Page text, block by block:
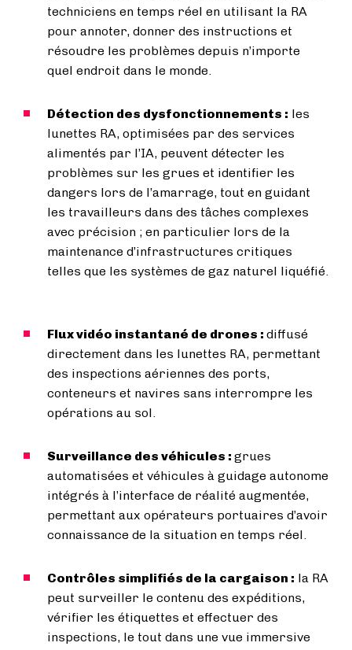
techniciens en temps réel en utilisant la RA
pour annoter, donner des instructions et
résoudre les problèmes depuis n’importe
quel endroit dans le monde.
Détection des dysfonctionnements : les
lunettes RA, optimisées par des services
alimentés par l’IA, peuvent détecter les
problèmes sur les grues et identifier les
dangers lors de l’amarrage, tout en guidant
les travailleurs dans des tâches complexes
avec précision ; en particulier lors de la
maintenance d’infrastructures critiques
telles que les systèmes de gaz naturel liquéfié.
Flux vidéo instantané de drones : diffusé
directement dans les lunettes RA, permettant
des inspections aériennes des ports,
conteneurs et navires sans interrompre les
opérations au sol.
Surveillance des véhicules : grues
automatisées et véhicules à guidage autonome
intégrés à l’interface de réalité augmentée,
permettant aux opérateurs portuaires d’avoir
connaissance de la situation en temps réel.
Contrôles simplifiés de la cargaison : la RA
peut surveiller le contenu des expéditions,
vérifier les étiquettes et effectuer des
inspections, le tout dans une vue immersive